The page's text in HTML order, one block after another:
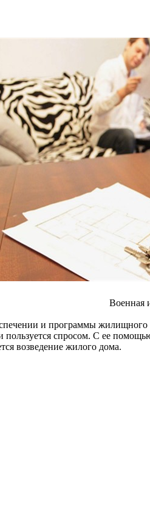
Военная
и программы
спросом. С ее
возведение жилого дома.